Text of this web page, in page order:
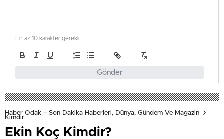
Gönder
En az 10 karakter gerekli
Haber Odak – Son Dakika Haberleri, Dünya, Gündem Ve Magazin
Kimdir
Ekin Koç Kimdir?